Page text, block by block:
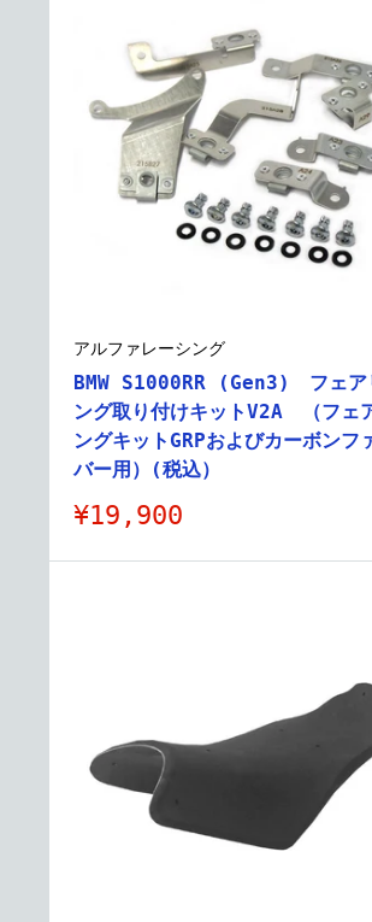
アルファレーシング
BMW S1000RR (Gen3) フェア
ング取り付けキットV2A （フェ
ングキットGRPおよびカーボンフ
バー用）(税込）
販
価
¥19,900